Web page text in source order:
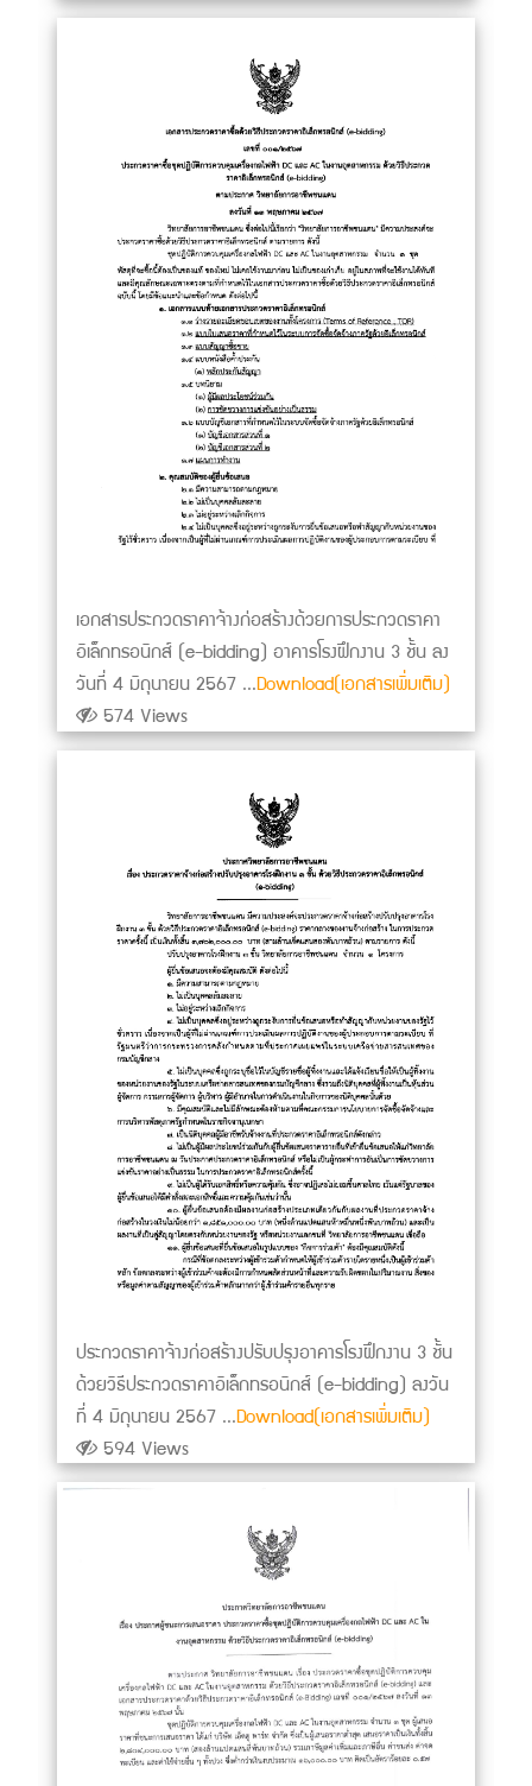
เอกสารประกวดราคาจ้างก่อสร้างด้วยการประกวดราคา
อิเล็กทรอนิกส์ (e-bidding) อาคารโรงฝึกงาน 3 ชั้น ลง
วันที่ 4 มิถุนายน 2567 ...Download(เอกสารเพิ่มเติม)
574 Views
ประกวดราคาจ้างก่อสร้างปรับปรุงอาคารโรงฝึกงาน 3 ชั้น
ด้วยวิธีประกวดราคาอิเล็กทรอนิกส์ (e-bidding) ลงวัน
ที่ 4 มิถุนายน 2567 ...Download(เอกสารเพิ่มเติม)
594 Views